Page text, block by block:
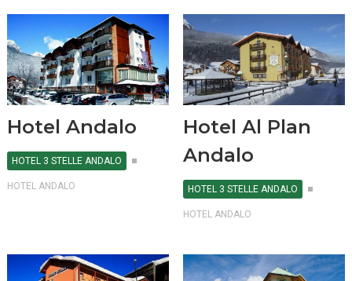
Hotel Andalo
HOTEL 3 STELLE ANDALO
HOTEL ANDALO
Hotel Al Plan
Andalo
HOTEL 3 STELLE ANDALO
HOTEL ANDALO